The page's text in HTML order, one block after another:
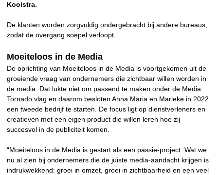
Kooistra.
De klanten worden zorgvuldig ondergebracht bij andere bureaus,
zodat de overgang soepel verloopt.
Moeiteloos in de Media
De oprichting van Moeiteloos in de Media is voortgekomen uit de
groeiende vraag van ondernemers die zichtbaar willen worden in
de media. Dat lukte niet om passend te maken onder de Media
Tornado vlag en daarom besloten Anna Maria en Marieke in 2022
een tweede bedrijf te starten. De focus ligt op dienstverleners en
creatieven met een eigen product die willen leren hoe zij
succesvol in de publiciteit komen.
“Moeiteloos in de Media is gestart als een passie-project. Wat we
nu al zien bij ondernemers die de juiste media-aandacht krijgen is
indrukwekkend: groei in omzet, groei in zichtbaarheid en een veel